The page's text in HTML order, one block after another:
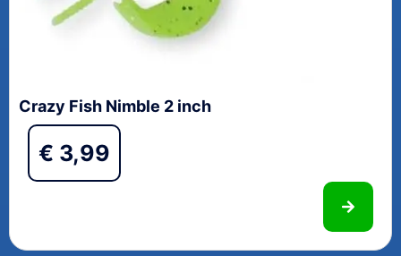
Crazy Fish Nimble 2 inch
€ 3,99